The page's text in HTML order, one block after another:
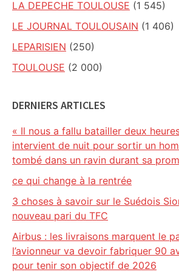
LA DEPECHE TOULOUSE (1 545)
LE JOURNAL TOULOUSAIN (1 406)
LEPARISIEN (250)
TOULOUSE (2 000)
DERNIERS ARTICLES
« Il nous a fallu batailler deux
intervient de nuit pour sortir un
tombé dans un ravin durant sa
ce qui change à la rentrée
3 choses à savoir sur le Suédois
nouveau pari du TFC
Airbus : les livraisons marquent le
l’avionneur va devoir fabriquer 90
pour tenir son objectif de 2026